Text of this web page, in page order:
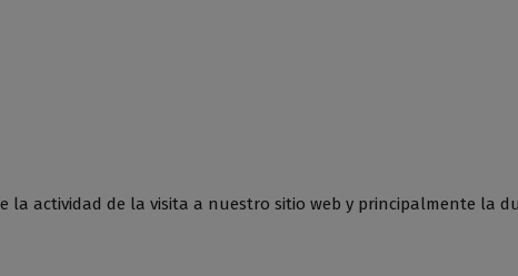
la actividad de la visita a nuestro sitio web y principalmente la